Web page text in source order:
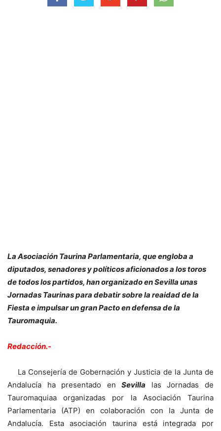
La Asociación Taurina Parlamentaria, que engloba a
diputados, senadores y políticos aficionados a los toros
de todos los partidos, han organizado en Sevilla unas
Jornadas Taurinas para debatir sobre la reaidad de la
Fiesta e impulsar un gran Pacto en defensa de la
Tauromaquia.
Redacción.-
La Consejería de Gobernación y Justicia de la Junta de
Andalucía ha presentado enSevilla las Jornadas de
Tauromaquiaa organizadas por la Asociación Taurina
Parlamentaria (ATP) en colaboración con la Junta de
Andalucía. Esta asociación taurina está integrada por